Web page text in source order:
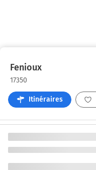
Fenioux
17350
Itinéraires